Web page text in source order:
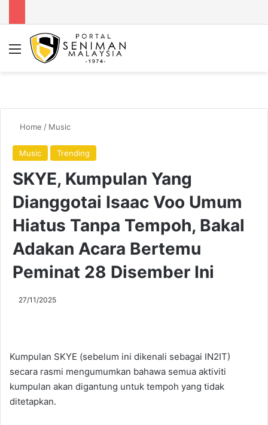
Menu
Home / Music
Music Trending
SKYE, Kumpulan Yang
Dianggotai Isaac Voo Umum
Hiatus Tanpa Tempoh, Bakal
Adakan Acara Bertemu
Peminat 28 Disember Ini
27/11/2025
Kumpulan SKYE (sebelum ini dikenali sebagai IN2IT)
secara rasmi mengumumkan bahawa semua aktiviti
kumpulan akan digantung untuk tempoh yang tidak
ditetapkan.